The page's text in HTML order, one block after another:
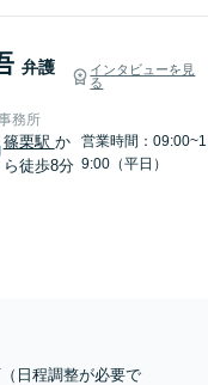
弁護
インタビューを見
る
務所
篠栗駅 か
ら徒歩8分
営業時間：09:00~1
9:00（平日）
日程調整が必要で